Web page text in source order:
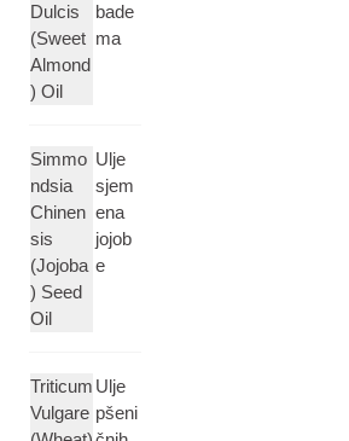
Dulcis
(Sweet
Almond
) Oil
bade
ma
Simmo
ndsia
Chinen
sis
(Jojoba
) Seed
Oil
Ulje
sjem
ena
jojob
e
Triticum
Vulgare
Ulje
pšeni